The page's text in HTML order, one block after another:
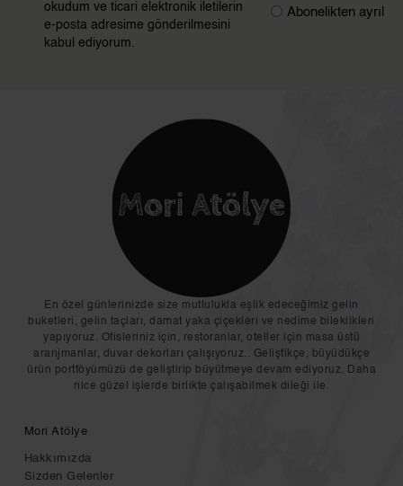
okudum ve ticari elektronik iletilerin
e-posta adresime gönderilmesini
kabul ediyorum.
Abonelikten ayrıl
En özel günlerinizde size mutlulukla eşlik edeceğimiz gelin
buketleri, gelin taçları, damat yaka çiçekleri ve nedime bileklikleri
yapıyoruz. Ofisleriniz için, restoranlar, oteller için masa üstü
aranjmanlar, duvar dekorları çalışıyoruz.. Geliştikçe, büyüdükçe
ürün portföyümüzü de geliştirip büyütmeye devam ediyoruz. Daha
nice güzel işlerde birlikte çalışabilmek dileği ile.
Mori Atölye
Hakkımızda
Sizden Gelenler